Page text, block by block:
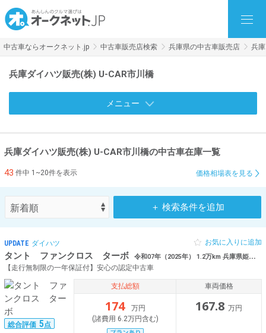
中古車ならオークネット.jp 中古車販売店検索 兵庫県の中古車販売店 兵
兵庫ダイハツ販売(株) U-CAR市川橋
メニュー
兵庫ダイハツ販売(株) U-CAR市川橋の中古車在庫一覧
43 件中 1~20件を表示 価格相場表を見る
＋ 検索条件を追加
UPDATE ダイハツ
タント ファンクロス ターボ 令和07年（2025年） 1.2万km 兵庫県姫路市 後コーナーセンサー
【走行無制限の一年保証付】安心の認定中古車
お気に入りに追加
総合評価 5点
支払総額
174
万円
(諸費用 6.2万円含む)
車両価格
167.8 万円